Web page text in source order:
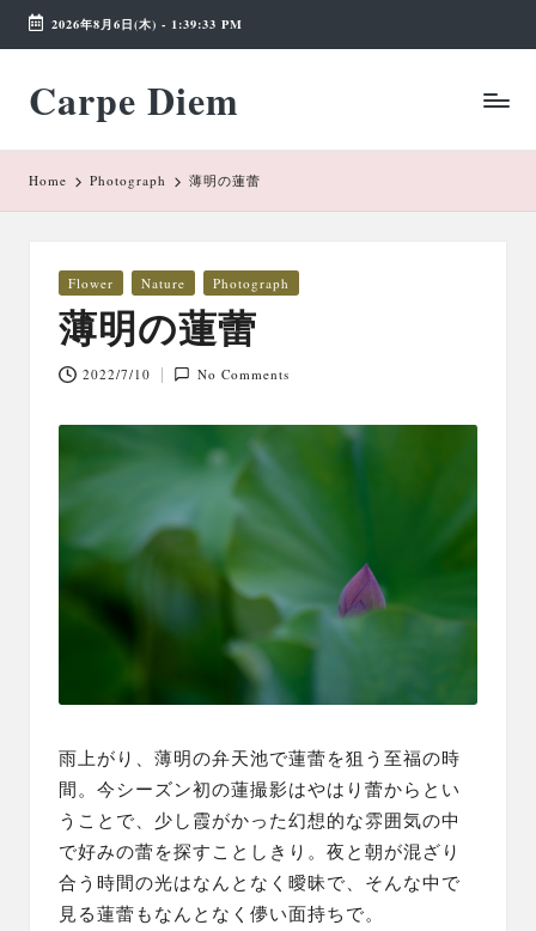
Skip
content
2026年8月6日(木) - 1:39:34 PM
Carpe Diem
Weekend
Wonderland
Home Photograph 薄明の蓮蕾
Posted
in
Flower Nature Photograph
薄明の蓮蕾
2022/7/10 No Comments
雨上がり、薄明の弁天池で蓮蕾を狙う至福の時
間。今シーズン初の蓮撮影はやはり蕾からとい
うことで、少し霞がかった幻想的な雰囲気の中
で好みの蕾を探すことしきり。夜と朝が混ざり
合う時間の光はなんとなく曖昧で、そんな中で
見る蓮蕾もなんとなく儚い面持ちで。